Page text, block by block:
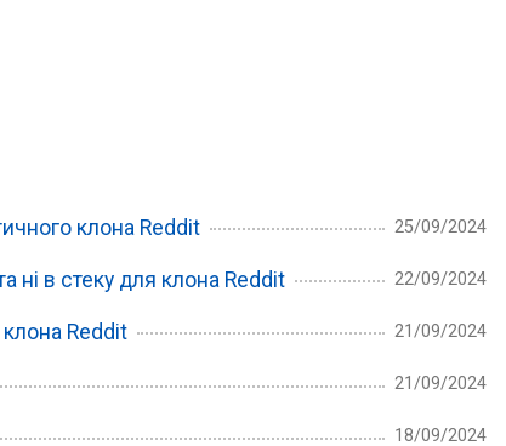
клона Reddit 25/09/2024
ні в стеку для клона Reddit 22/09/2024
Reddit 21/09/2024
21/09/2024
18/09/2024